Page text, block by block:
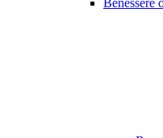
Benessere